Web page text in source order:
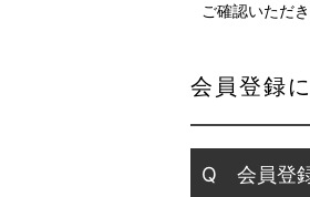
ご確認いただ
会員登録
Q 会員登